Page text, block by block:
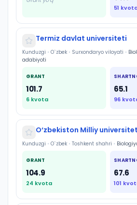
51
Termiz davlat universiteti
Kunduzgi • O`zbek • Surxondaryo viloyati •
adabiyoti
GRANT
101.7
6 kvota
65.1
96
O‘zbekiston Milliy
Kunduzgi • O`zbek • Toshkent shahri •
GRANT
104.9
24 kvota
67.6
101